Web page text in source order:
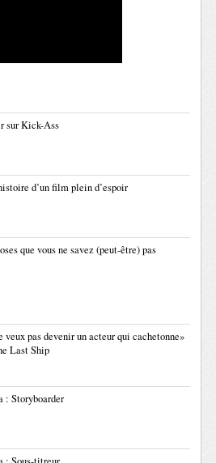
sur Kick-Ass
d’un film plein d’espoir
que vous ne savez (peut-être) pas
veux pas devenir un acteur qui cachetonne»
Last Ship
: Storyboarder